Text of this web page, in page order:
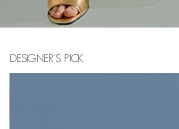
DESIGNER'S PICK